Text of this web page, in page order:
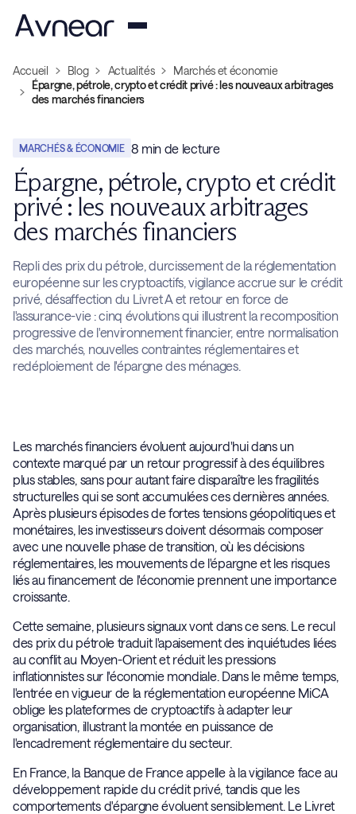
Accueil Blog Actualités
Marchés et économie
Épargne, pétrole, crypto et crédit privé : les nouveaux arbitrages
des marchés financiers
MARCHÉS & ÉCONOMIE 8 min de lecture
Épargne, pétrole, crypto et crédit
privé : les nouveaux arbitrages
des marchés financiers
Repli des prix du pétrole, durcissement de la réglementation
européenne sur les cryptoactifs, vigilance accrue sur le crédit
privé, désaffection du Livret A et retour en force de
l'assurance-vie : cinq évolutions qui illustrent la recomposition
progressive de l'environnement financier, entre normalisation
des marchés, nouvelles contraintes réglementaires et
redéploiement de l'épargne des ménages.
Les marchés financiers évoluent aujourd'hui dans un
contexte marqué par un retour progressif à des équilibres
plus stables, sans pour autant faire disparaître les fragilités
structurelles qui se sont accumulées ces dernières années.
Après plusieurs épisodes de fortes tensions géopolitiques et
monétaires, les investisseurs doivent désormais composer
avec une nouvelle phase de transition, où les décisions
réglementaires, les mouvements de l'épargne et les risques
liés au financement de l'économie prennent une importance
croissante.
Cette semaine, plusieurs signaux vont dans ce sens. Le recul
des prix du pétrole traduit l'apaisement des inquiétudes liées
au conflit au Moyen-Orient et réduit les pressions
inflationnistes sur l'économie mondiale. Dans le même temps,
l'entrée en vigueur de la réglementation européenne MiCA
oblige les plateformes de cryptoactifs à adapter leur
organisation, illustrant la montée en puissance de
l'encadrement réglementaire du secteur.
En France, la Banque de France appelle à la vigilance face au
développement rapide du crédit privé, tandis que les
comportements d'épargne évoluent sensiblement. Le Livret